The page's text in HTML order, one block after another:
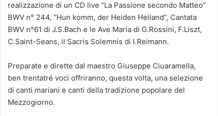
realizzazione di un CD live “La Passione secondo Matteo”
BWV n° 244, “Hun komm, der Heiden Heiland”, Cantata
BWV n°61 di J.S.Bach e le Ave Maria di G.Rossini, F.Liszt,
C.Saint-Seans, il Sacris Solemnis di I.Reimann.
Preparate e dirette dal maestro Giuseppe Ciuaramella,
ben trentatré voci offriranno, questa volta, una selezione
di canti mariani e canti della tradizione popolare del
Mezzogiorno.